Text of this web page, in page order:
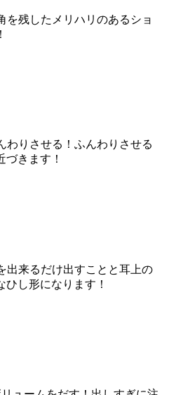
残したメリハリのあるショ
りさせる！ ふんわりさせる
づきます！
出来るだけ出すことと耳上の
し形になります！